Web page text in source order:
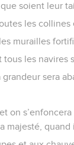
soient leur
les collines
murailles
les navires
grandeur sera
on
majesté,